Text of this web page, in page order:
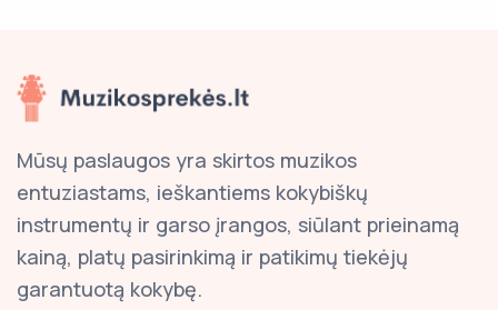
Mūsų paslaugos yra skirtos muzikos
entuziastams, ieškantiems kokybiškų
instrumentų ir garso įrangos, siūlant prieinamą
kainą, platų pasirinkimą ir patikimų tiekėjų
garantuotą kokybę.